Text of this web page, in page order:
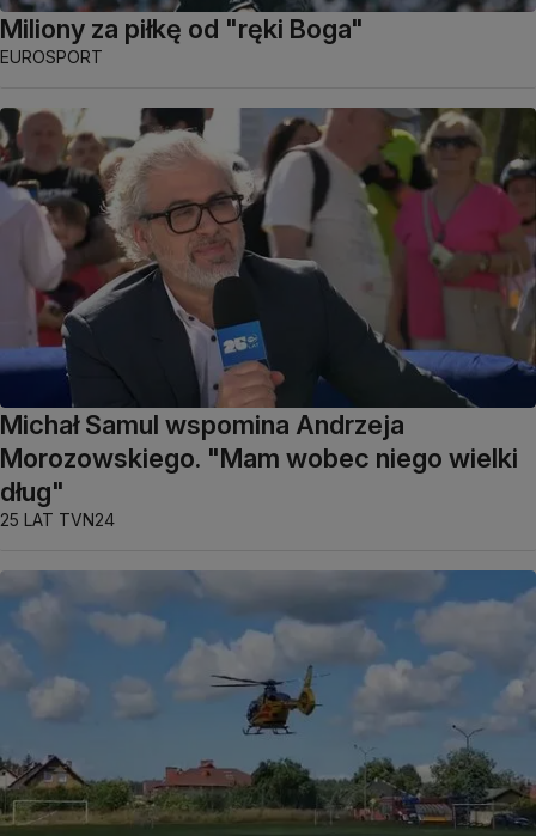
Miliony za piłkę od "ręki Boga"
EUROSPORT
Michał Samul wspomina Andrzeja
Morozowskiego. "Mam wobec niego wielki
dług"
25 LAT TVN24